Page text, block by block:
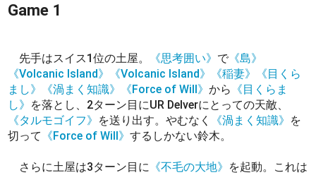
Game 1
先手はスイス1位の土屋。 《思考囲い》 で 《島》
《Volcanic Island》
《Volcanic Island》 《稲妻》
《目くら
まし》
《渦まく知識》 《Force of Will》から 《目くらま
し》 を落とし、2ターン目にUR Delverにとっての天敵、
《タルモゴイフ》 を送り出す。やむなく 《渦まく知識》 を
切って 《Force of Will》するしかない鈴木。
さらに土屋は3ターン目に 《不毛の大地》 を起動。これは